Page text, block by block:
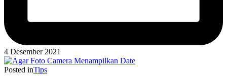
4 Desember 2021
Posted inTips